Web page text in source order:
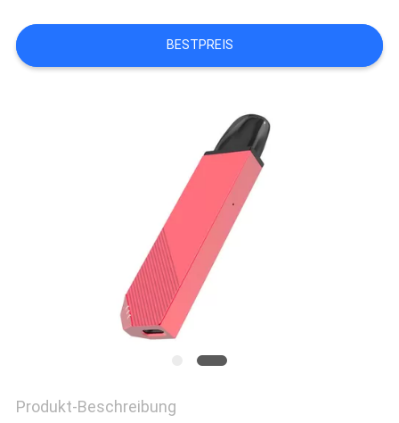
PRIVACY
POLICY
BESTPREIS
Produkt-Beschreibung